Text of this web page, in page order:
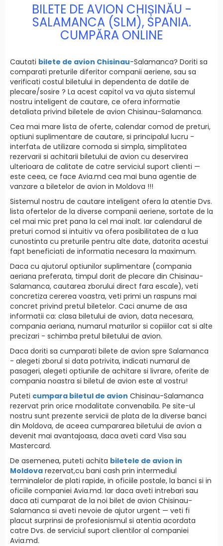
BILETE DE AVION CHIȘINĂU -
SALAMANCA (SLM), SPANIA.
CUMPĂRA ONLINE
Cautati bilete de avion Chisinau-Salamanca? Doriti sa
comparati preturile diferitor companii aeriene, sau sa
verificati costul biletului in dependenta de datile de
plecare/sosire ? La acest capitol va va ajuta sistemul
nostru inteligent de cautare, ce ofera informatie
detaliata privind biletele de avion Chisinau-Salamanca.
Cea mai mare lista de oferte, calendar comod de preturi,
optiuni suplimentare de cautare, si principalul lucru -
interfatа de utilizare comoda si simpla, simplitatea
rezervarii si achitarii biletului de avion cu deservirea
ulterioara de calitate de catre serviciul suport clienti —
este ceea, ce face Avia.md cea mai buna agentie de
vanzare a biletelor de avion in Moldova !!!
Sistemul nostru de cautare inteligent ofera la atentie Dvs.
lista ofertelor de la diverse companii aeriene, sortate de la
cel mai mic pret pana la cel mai inalt. Iar calendarul de
preturi comod si intuitiv va ofera posibilitatea de a lua
cunostinta cu preturile pentru alte date, datorita acestui
fapt beneficiati de informatia necesara la maximum.
Daca cu ajutorul optiunilor suplimentare (compania
aeriana preferata, timpul dorit de plecare din Chisinau-
Salamanca, cautarea zborului direct fara escale), veti
concretiza cererea voastra, veti primi un raspuns mai
concret privind pretul biletelor. Caci anume de asa
informatii ca: clasa biletului de avion, data necesara,
compania aeriana, numarul maturilor si copiiilor cat si alte
precizari - schimba pretul biletului de avion.
Daca doriti sa cumparati bilete de avion spre Salamanca
- alegeti zborul si data potrivita, indicati numarul de
pasageri, alegeti optiunile de achitare si livrare, oferite de
compania noastra si biletul de avion este al vostru!
Puteti cumpara biletul de avion Chisinau-Salamanca
rezervat prin orice modalitate convenabila. Pe site-ul
nostru sunt prezente servicii de plata de la diverse banci
din Moldova, de aceea cumpararea biletului de avion a
devenit mai avantajoasa, daca aveti card Visa sau
Mastercard.
De asemenea, puteti achita biletele de avion in
Moldova rezervat,cu bani cash prin intermediul
terminalelor de plati rapide, in oficiile postale, la banci si in
oficiile companiei Avia.md. Iar daca aveti intrebari sau
daca ati cumparat de la noi bilet de avion Chisinau-
Salamanca si aveti nevoie de ajutor urgent — veti fi
placut surprinsi de profesionismul si atentia acordata
catre Dvs. de serviciul suport clientilor al companiei
Avia.md.